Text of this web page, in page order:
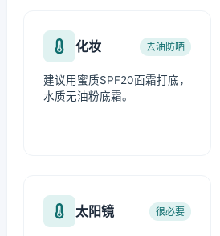
化妆 去油防晒
建议用蜜质SPF20面霜打底，
水质无油粉底霜。
太阳镜 很必要